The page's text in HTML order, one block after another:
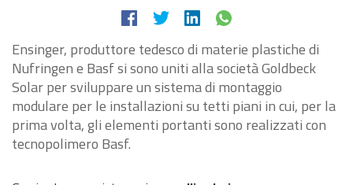
Ensinger, produttore tedesco di materie plastiche di
Nufringen e Basf si sono uniti alla società Goldbeck
Solar per sviluppare un sistema di montaggio
modulare per le installazioni su tetti piani in cui, per la
prima volta, gli elementi portanti sono realizzati con
tecnopolimero Basf.